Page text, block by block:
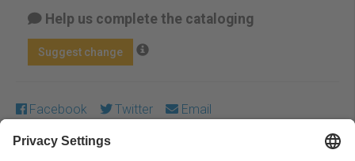
Help us complete the cataloging
Suggest change
Facebook Twitter Email